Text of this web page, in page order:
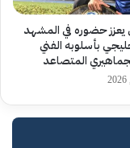
يعزز حضوره في المشهد
بأسلوبه الفني
المتصاعد